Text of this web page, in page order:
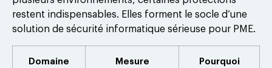
restent indispensables. Elles forment le socle d’une
solution de sécurité informatique sérieuse pour PME.
Domaine
Mesure
Pourquoi